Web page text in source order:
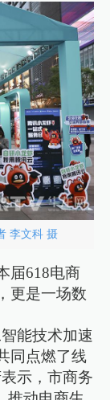
李文科 摄
届618电商
更是一场数
能技术加速
同点燃了线
示，市商务